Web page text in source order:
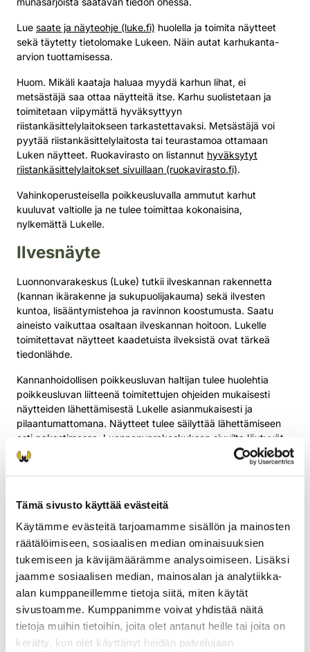
Tämä sivusto käyttää evästeitä
Käytämme evästeitä tarjoamamme sisällön ja mainosten
räätälöimiseen, sosiaalisen median ominaisuuksien
tukemiseen ja kävijämäärämme analysoimiseen. Lisäksi
jaamme sosiaalisen median, mainosalan ja analytiikka-
alan kumppaneillemme tietoja siitä, miten käytät
sivustoamme. Kumppanimme voivat yhdistää näitä
tietoja muihin tietoihin, joita olet antanut heille tai joita on
kerätty, kun olet käyttänyt heidän palvelujaan.
Lue saate ja näyteohje (luke.fi) huolella ja toimita näytteet
sekä täytetty tietolomake Lukeen. Näin autat karhukanta-
arvion tuottamisessa.
Huom. Mikäli kaataja haluaa myydä karhun lihat, ei
metsästäjä saa ottaa näytteitä itse. Karhu suolistetaan ja
toimitetaan viipymättä hyväksyttyyn
riistankäsittelylaitokseen tarkastettavaksi. Metsästäjä voi
pyytää riistankäsittelylaitosta tai teurastamoa ottamaan
Luken näytteet. Ruokavirasto on listannut hyväksytyt
riistankäsittelylaitokset sivuillaan (ruokavirasto.fi).
Vahinkoperusteisella poikkeusluvalla ammutut karhut
kuuluvat valtiolle ja ne tulee toimittaa kokonaisina,
nylkemättä Lukelle.
Ilvesnäyte
Luonnonvarakeskus (Luke) tutkii ilveskannan rakennetta
(kannan ikärakenne ja sukupuolijakauma) sekä ilvesten
kuntoa, lisääntymistehoa ja ravinnon koostumusta. Saatu
aineisto vaikuttaa osaltaan ilveskannan hoitoon. Lukelle
toimitettavat näytteet kaadetuista ilveksistä ovat tärkeä
tiedonlähde.
Kannanhoidollisen poikkeusluvan haltijan tulee huolehtia
poikkeusluvan liitteenä toimitettujen ohjeiden mukaisesti
näytteiden lähettämisestä Lukelle asianmukaisesti ja
pilaantumattomana. Näytteet tulee säilyttää lähettämiseen
asti pakastimessa. Luonnonvarakeskuksen sivuilta löytyvät
ohjeet näytteiden ottamiseen ja täytettävä tietolomake
kuuluvat valtiolle ja ne tulee toimittaa kokonaisina,
nylkemättä Lukelle. Ilveksen ruho jäädytetään joko
pakastimessa tai ulkona, jos on pakkasta, ja pakataan pariin
tai useampaan vahvatekoiseen muovisäkkiin.
Villisikanäyte
Ruokavirasto pyytää lähettämään näytteitä metsästetyistä
luonnonvaraisista villisioista. Näytteet tutkitaan afrikkalaisen
sikaruton (ASF) ja muiden seurantasuunnitelman mukaisten